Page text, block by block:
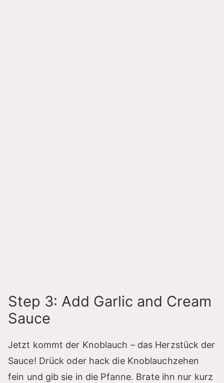
Step 3: Add Garlic and Cream
Sauce
Jetzt kommt der Knoblauch – das Herzstück der
Sauce! Drück oder hack die Knoblauchzehen
fein und gib sie in die Pfanne. Brate ihn nur kurz